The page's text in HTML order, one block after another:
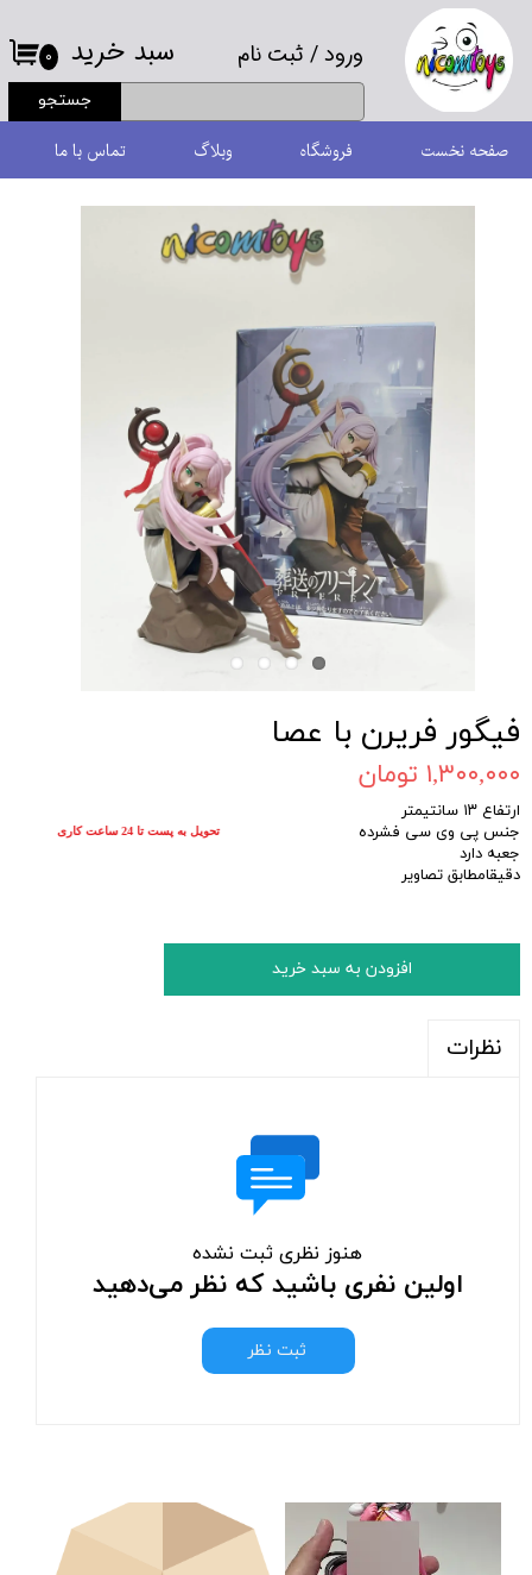
ورود/ ثبت نام
حساب کاربری من
تغییر گذر واژه
سفارشات
جستجو
۰ سبد خرید
صفحه نخست فروشگاه وبلاگ تماس با ما
فیگور فریرن با عصا
۱,۳۰۰,۰۰۰ تومان
ارتفاع ۱۳ سانتیمتر
جنس پی وی سی فشرده
جعبه دارد
دقیقامطابق تصاویر
افزودن به سبد خرید
نظرات
هنوز نظری ثبت نشده
اولین نفری باشید که نظر می‌دهید
ثبت نظر
تحویل به پست تا 24 ساعت کاری